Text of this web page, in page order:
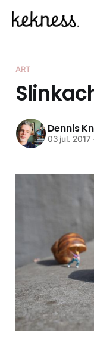
ART
Dennis
03 jul. 2017